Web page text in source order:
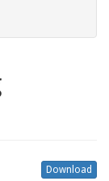
Download